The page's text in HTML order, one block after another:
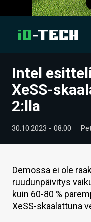
UUTISET
ARTIKKELIT
VIDEOT
TECHBBS
TIETOA
HINTA.FI
KAUPPA
Intel
XeSS-
2:lla
30.10.2023 - 08:00
Demossa ei ole
ruudunpäivitys
kuin 60-80 %
XeSS-skaalattuna